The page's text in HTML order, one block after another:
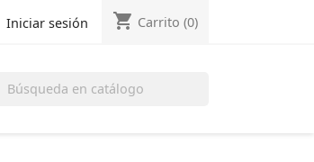
Iniciar sesión shopping_cart Carrito (0)